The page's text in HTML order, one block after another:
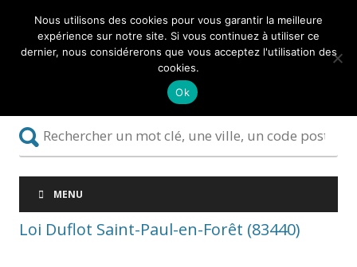
MENU
Loi Duflot Saint-Paul-en-Forêt (83440)
Nous utilisons des cookies pour vous garantir la meilleure
expérience sur notre site. Si vous continuez à utiliser ce
dernier, nous considérerons que vous acceptez l'utilisation des
cookies.
Ok